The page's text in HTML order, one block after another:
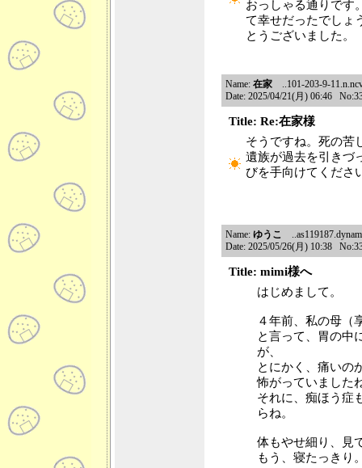
おっしゃる通りです
て幸せだったでしょ
とうございました。
Name: 在家 ..101-203-9-
Date: 2025/04/21(月) 06:46
Title: Re:在家様
そうですね。死の苦
遺族が過去を引きづ
びを手向けてくださ
Name: ゆうこ
Date: 2025/05/26(月) 10:38
Title: mimi様へ
はじめまして。
４年前、私の母（
と言って、胃の中
が、
とにかく、痛いの
怖がっていました
それに、痴ほう症
らね。
体もやせ細り、見
もう、寝たっきり